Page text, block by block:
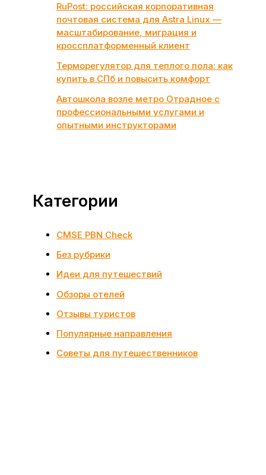
RuPost: российская корпоративная
почтовая система для Astra Linux —
масштабирование, миграция и
кроссплатформенный клиент
Терморегулятор для теплого пола: как
купить в СПб и повысить комфорт
Автошкола возле метро Отрадное с
профессиональными услугами и
опытными инструкторами
Категории
CMSE PBN Check
Без рубрики
Идеи для путешествий
Обзоры отелей
Отзывы туристов
Популярные направления
Советы для путешественников